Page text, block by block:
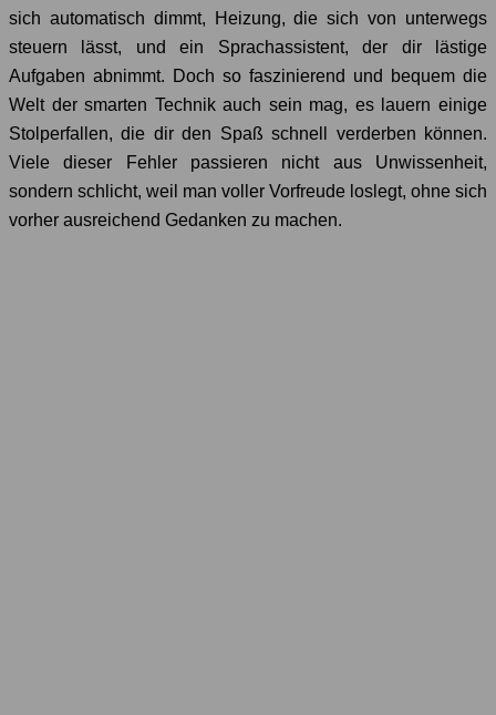
sich automatisch dimmt, Heizung, die sich von unterwegs
steuern lässt, und ein Sprachassistent, der dir lästige
Aufgaben abnimmt. Doch so faszinierend und bequem die
Welt der smarten Technik auch sein mag, es lauern einige
Stolperfallen, die dir den Spaß schnell verderben können.
Viele dieser Fehler passieren nicht aus Unwissenheit,
sondern schlicht, weil man voller Vorfreude loslegt, ohne sich
vorher ausreichend Gedanken zu machen.